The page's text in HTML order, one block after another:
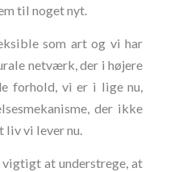
til noget nyt.
som art og vi har
netværk, der i højere
forhold, vi er i lige nu,
der ikke
liv vi lever nu.
at understrege, at